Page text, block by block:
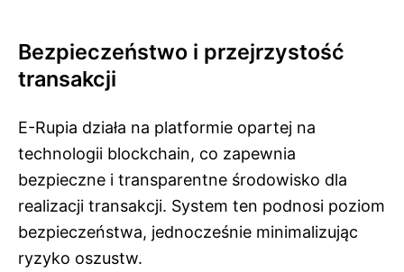
Bezpieczeństwo i przejrzystość
transakcji
E-Rupia działa na platformie opartej na
technologii blockchain, co zapewnia
bezpieczne i transparentne środowisko dla
realizacji transakcji. System ten podnosi poziom
bezpieczeństwa, jednocześnie minimalizując
ryzyko oszustw.